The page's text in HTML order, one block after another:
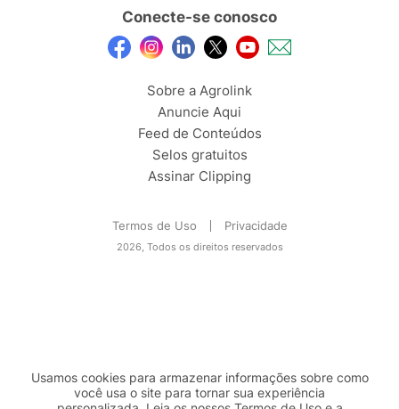
Conecte-se conosco
Sobre a Agrolink
Anuncie Aqui
Feed de Conteúdos
Selos gratuitos
Assinar Clipping
Termos de Uso Privacidade
2026, Todos os direitos reservados
Usamos cookies para armazenar informações sobre como
você usa o site para tornar sua experiência